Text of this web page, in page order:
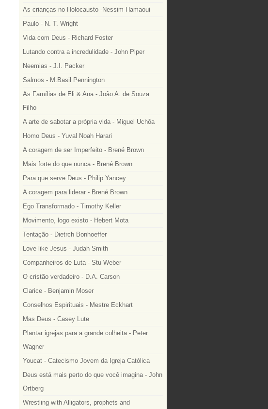
As crianças no Holocausto -Nessim Hamaoui
Paulo - N. T. Wright
Vida com Deus - Richard Foster
Lutando contra a incredulidade - John Piper
Neemias - J.I. Packer
Salmos - M.Basil Pennington
As Famílias de Eli & Ana - João A. de Souza
Filho
A arte de sabotar a própria vida - Miguel Uchôa
Homo Deus - Yuval Noah Harari
A coragem de ser Imperfeito - Brené Brown
Mais forte do que nunca - Brené Brown
Para que serve Deus - Philip Yancey
A coragem para liderar - Brené Brown
Ego Transformado - Timothy Keller
Movimento, logo existo - Hebert Mota
Tentação - Dietrch Bonhoeffer
Love like Jesus - Judah Smith
Companheiros de Luta - Stu Weber
O cristão verdadeiro - D.A. Carson
Clarice - Benjamin Moser
Conselhos Espirituais - Mestre Eckhart
Mas Deus - Casey Lute
Plantar igrejas para a grande colheita - Peter
Wagner
Youcat - Catecismo Jovem da Igreja Católica
Deus está mais perto do que você imagina - John
Ortberg
Wrestling with Alligators, prophets and